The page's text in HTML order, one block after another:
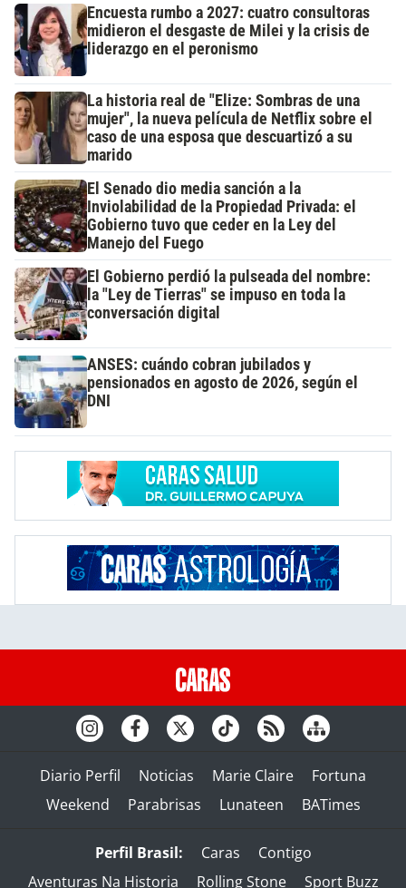
Encuesta rumbo a 2027: cuatro consultoras
midieron el desgaste de Milei y la crisis de
liderazgo en el peronismo
La historia real de "Elize: Sombras de una
mujer", la nueva película de Netflix sobre el
caso de una esposa que descuartizó a su
marido
El Senado dio media sanción a la
Inviolabilidad de la Propiedad Privada: el
Gobierno tuvo que ceder en la Ley del
Manejo del Fuego
El Gobierno perdió la pulseada del nombre:
la "Ley de Tierras" se impuso en toda la
conversación digital
ANSES: cuándo cobran jubilados y
pensionados en agosto de 2026, según el
DNI
Diario Perfil Noticias Marie Claire
Fortuna
Weekend
Parabrisas Lunateen BATimes
Perfil Brasil: Caras
Contigo
Aventuras Na Historia
Rolling Stone Sport Buzz